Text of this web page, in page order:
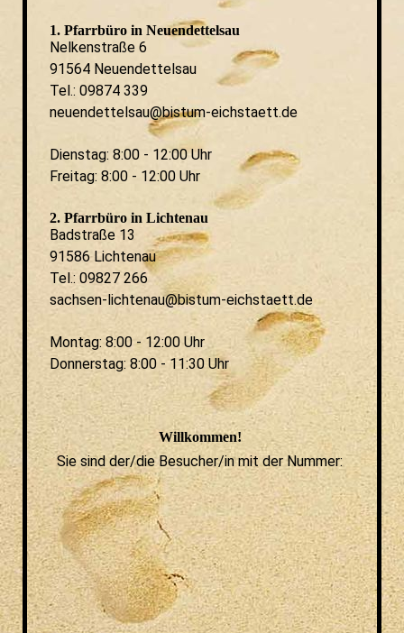
1. Pfarrbüro in Neuendettelsau
Nelkenstraße 6
91564 Neuendettelsau
Tel.: 09874 339
neuendettelsau@bistum-eichstaett.de
Dienstag: 8:00 - 12:00 Uhr
Freitag: 8:00 - 12:00 Uhr
2. Pfarrbüro in Lichtenau
Badstraße 13
91586 Lichtenau
Tel.: 09827 266
sachsen-lichtenau@bistum-eichstaett.de
Montag: 8:00 - 12:00 Uhr
Donnerstag: 8:00 - 11:30 Uhr
Willkommen!
Sie sind der/die Besucher/in mit der Nummer: